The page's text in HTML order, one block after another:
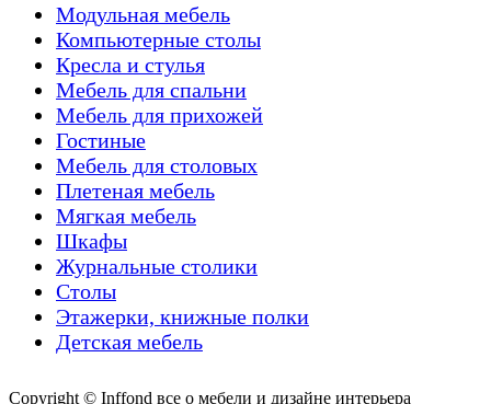
Модульная мебель
Компьютерные столы
Кресла и стулья
Мебель для спальни
Мебель для прихожей
Гостиные
Мебель для столовых
Плетеная мебель
Мягкая мебель
Шкафы
Журнальные столики
Столы
Этажерки, книжные полки
Детская мебель
Copyright © Inffond все о мебели и дизайне интерьера